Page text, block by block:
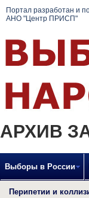
Портал разработан и
АНО "Центр ПРИСП"
АРХИВ
Выборы в России
Перипетии и